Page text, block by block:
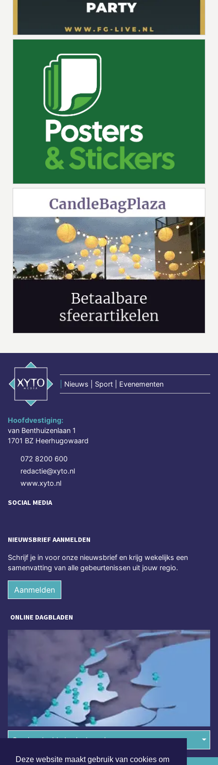
Deze website maakt gebruik van cookies om
Nieuws | Sport | Evenementen
Hoofdvestiging:
van Benthuizenlaan 1
1701 BZ Heerhugowaard
072 8200 600
redactie@xyto.nl
www.xyto.nl
SOCIAL MEDIA
NIEUWSBRIEF AANMELDEN
Schrijf je in voor onze nieuwsbrief en krijg wekelijks een
samenvatting van alle gebeurtenissen uit jouw regio.
Aanmelden
ONLINE DAGBLADEN
Overige dagbladen in de regio